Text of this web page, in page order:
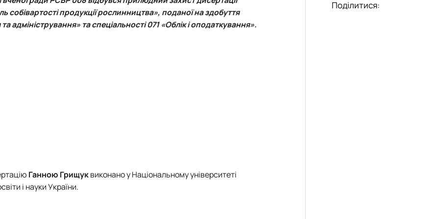
бізнес-систем, кластерів …
75-річчю економічного фак…
собівартості продукції рослинництва», поданої на здобуття
адміністрування» та спеціальності 071 «Облік і оподаткування».
Ганною Грищуквиконано у Національному університеті
і науки України.
Поділитися: